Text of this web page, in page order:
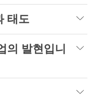
태도
의 발현입니